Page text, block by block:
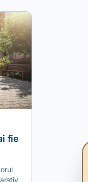
și
lor
fie